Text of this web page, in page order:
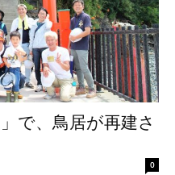
で、鳥居が再建さ
0